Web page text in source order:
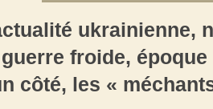
ukrainienne,
froide,
côté, les «